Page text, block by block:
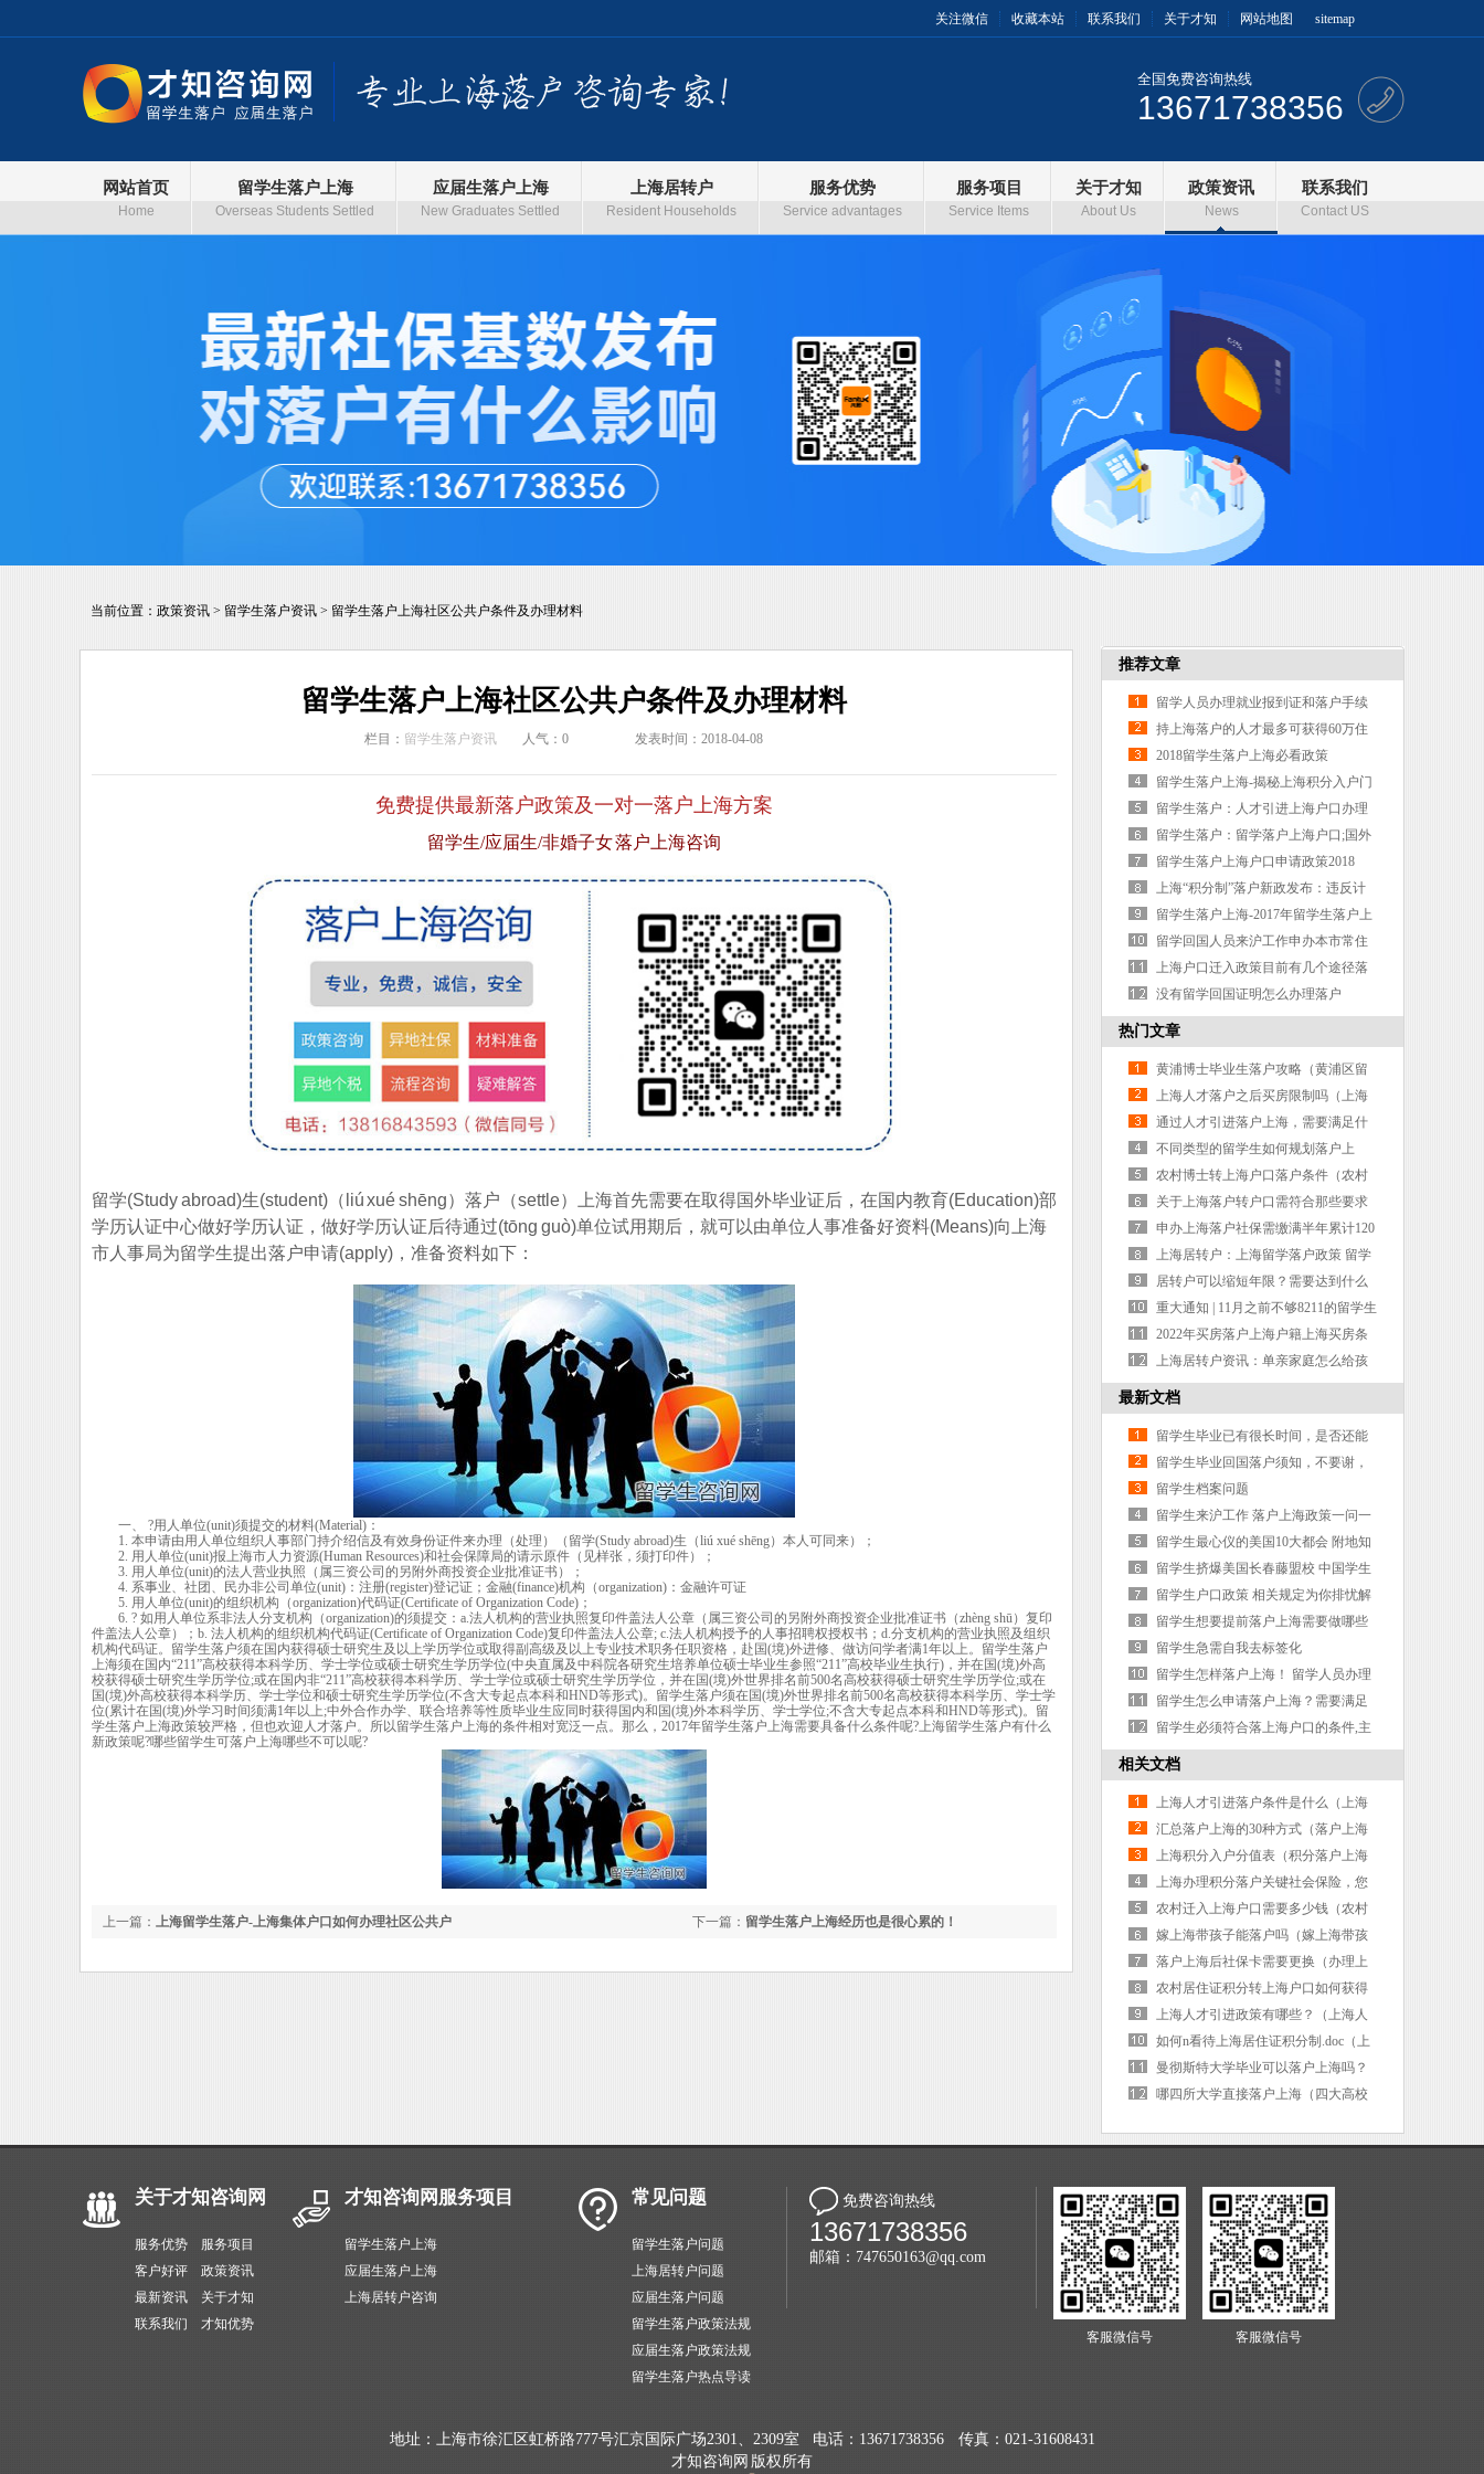
关注微信 收藏本站 联系我们 关于才知 网站地图 sitemap
全国免费咨询热线
13671738356
网站首页
Home
留学生落户上海
Overseas Students Settled
应届生落户上海
New Graduates Settled
上海居转户
Resident Households
服务优势
Service advantages
服务项目
Service Items
关于才知
About Us
政策资讯
News
联系我们
Contact US
当前位置： 政策资讯 > 留学生落户资讯 > 留学生落户上海社区公共户条件及办理材料
留学生落户上海社区公共户条件及办理材料
栏目： 留学生落户资讯 人气： 0 发表时间：2018-04-08
免费提供最新落户政策及一对一落户上海方案
留学生/应届生/非婚子女 落户上海咨询
留学(Study abroad)生(student)（liú xué shēng）落户（settle）上海首先需要在取得国外毕业证后，在国内教育(Education)部
学历认证中心做好学历认证，做好学历认证后待通过(tōng guò)单位试用期后，就可以由单位人事准备好资料(Means)向上海
市人事局为留学生提出落户申请(apply)，准备资料如下：
一、 ?用人单位(unit)须提交的材料(Material)：
1. 本申请由用人单位组织人事部门持介绍信及有效身份证件来办理（处理）（留学(Study abroad)生（liú xué shēng）本人可同来）；
2. 用人单位(unit)报上海市人力资源(Human Resources)和社会保障局的请示原件（见样张，须打印件）；
3. 用人单位(unit)的法人营业执照（属三资公司的另附外商投资企业批准证书）；
4. 系事业、社团、民办非公司单位(unit)：注册(register)登记证；金融(finance)机构（organization)：金融许可证
5. 用人单位(unit)的组织机构（organization)代码证(Certificate of Organization Code)；
6. ? 如用人单位系非法人分支机构（organization)的须提交：a.法人机构的营业执照复印件盖法人公章（属三资公司的另附外商投资企业批准证书（zhèng shū）复印
件盖法人公章）；b. 法人机构的组织机构代码证(Certificate of Organization Code)复印件盖法人公章; c.法人机构授予的人事招聘权授权书；d.分支机构的营业执照及组织
机构代码证。留学生落户须在国内获得硕士研究生及以上学历学位或取得副高级及以上专业技术职务任职资格，赴国(境)外进修、做访问学者满1年以上。留学生落户
上海须在国内“211”高校获得本科学历、学士学位或硕士研究生学历学位(中央直属及中科院各研究生培养单位硕士毕业生参照“211”高校毕业生执行)，并在国(境)外高
校获得硕士研究生学历学位;或在国内非“211”高校获得本科学历、学士学位或硕士研究生学历学位，并在国(境)外世界排名前500名高校获得硕士研究生学历学位;或在
国(境)外高校获得本科学历、学士学位和硕士研究生学历学位(不含大专起点本科和HND等形式)。留学生落户须在国(境)外世界排名前500名高校获得本科学历、学士学
位(累计在国(境)外学习时间须满1年以上;中外合作办学、联合培养等性质毕业生应同时获得国内和国(境)外本科学历、学士学位;不含大专起点本科和HND等形式)。留
学生落户上海政策较严格，但也欢迎人才落户。所以留学生落户上海的条件相对宽泛一点。那么，2017年留学生落户上海需要具备什么条件呢?上海留学生落户有什么
新政策呢?哪些留学生可落户上海哪些不可以呢?
下一篇： 留学生落户上海经历也是很心累的！
上一篇： 上海留学生落户-上海集体户口如何办理社区公共户
推荐文章
留学人员办理就业报到证和落户手续
常见问题解答
持上海落户的人才最多可获得60万住
房补贴
2018留学生落户上海必看政策
留学生落户上海-揭秘上海积分入户门
槛降低背后的真相
留学生落户：人才引进上海户口办理
诸多需了解的问题_上海人才引进落户
留学生落户：留学落户上海户口;国外
学历认证作用不可小视
留学生落户上海户口申请政策2018
上海“积分制”落户新政发布：违反计
生，积分资格“一票否决”
留学生落户上海-2017年留学生落户上
海流程
留学回国人员来沪工作申办本市常住
户口实施细则》政策问答
上海户口迁入政策目前有几个途径落
户上海
没有留学回国证明怎么办理落户
热门文章
黄浦博士毕业生落户攻略（黄浦区留
学生落户）
上海人才落户之后买房限制吗（上海
人才落户新政直接）
通过人才引进落户上海，需要满足什
么条件？（人才引进落户上海的条
件）
不同类型的留学生如何规划落户上
海？（上海落户国外大学名单）
农村博士转上海户口落户条件（农村
考上博士补助政策）
关于上海落户转户口需符合那些要求
申办上海落户社保需缴满半年累计120
分子女可在沪高考
上海居转户：上海留学落户政策 留学
生上海落户
居转户可以缩短年限？需要达到什么
样的要求？
重大通知 | 11月之前不够8211的留学生
有救了！
2022年买房落户上海户籍上海买房条
件新规定 非上海户籍购房者必看
上海居转户资讯：单亲家庭怎么给孩
子上户口？
最新文档
留学生毕业已有很长时间，是否还能
申请办理上海户口
留学生毕业回国落户须知，不要谢，
我们外号叫雷锋
留学生档案问题
留学生来沪工作 落户上海政策一问一
答
留学生最心仪的美国10大都会 附地知
名大学推荐
留学生挤爆美国长春藤盟校 中国学生
人数最多
留学生户口政策 相关规定为你排忧解
难
留学生想要提前落户上海需要做哪些
准备？
留学生急需自我去标签化
留学生怎样落户上海！ 留学人员办理
上海户口须知
留学生怎么申请落户上海？需要满足
什么条件？
留学生必须符合落上海户口的条件,主
要表现在哪几个方面
相关文档
上海人才引进落户条件是什么（上海
人才引进落户条件是什么样的）
汇总落户上海的30种方式（落户上海
的三种方案）
上海积分入户分值表（积分落户上海
积分表）
上海办理积分落户关键社会保险，您
了解吗？（上海积分落户办理流程）
农村迁入上海户口需要多少钱（农村
迁入上海户口需要多少钱一个月）
嫁上海带孩子能落户吗（嫁上海带孩
子能落户吗现在）
落户上海后社保卡需要更换（办理上
海户口后社保卡需要更换吗）
农村居住证积分转上海户口如何获得
（上海市居住证积分转落户）
上海人才引进政策有哪些？（上海人
才引进的条件是啥）
如何n看待上海居住证积分制.doc（上
海 居住证积分）
曼彻斯特大学毕业可以落户上海吗？
（曼彻斯特大学毕业可以落户上海吗
哪四所大学直接落户上海（四大高校
关于才知咨询网
服务优势
服务项目
客户好评
政策资讯
最新资讯
关于才知
联系我们
才知优势
才知咨询网服务项目
留学生落户上海
应届生落户上海
上海居转户咨询
常见问题
留学生落户问题
上海居转户问题
应届生落户问题
留学生落户政策法规
应届生落户政策法规
留学生落户热点导读
免费咨询热线
13671738356
邮箱：747650163@qq.com
客服微信号 客服微信号
地址：上海市徐汇区虹桥路777号汇京国际广场2301、2309室 电话：13671738356
传真：021-31608431
才知咨询网 版权所有